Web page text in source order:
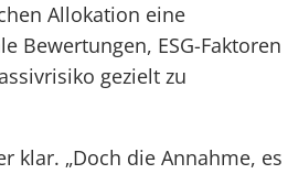
Allokation eine
Bewertungen, ESG-Faktoren
gezielt zu
klar. „Doch die Annahme, es